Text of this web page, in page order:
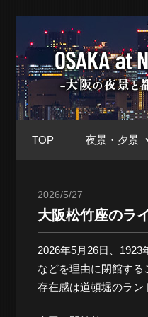
テ
ン
ツ
へ
TOP 夜景・夕景
2026/5/27
大阪松竹座のラ
2026年5月26日、
などを理由に閉館す
存在感は道頓堀のラン